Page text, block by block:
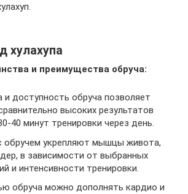
хулахупа
и преимущества обруча:
и доступность обруча позволяет
высоких результатов
40 минут тренировки через день.
обручем укрепляют мышцы живота,
в зависимости от выбранных
и интенсивности тренировки.
обруча можно дополнять кардио и